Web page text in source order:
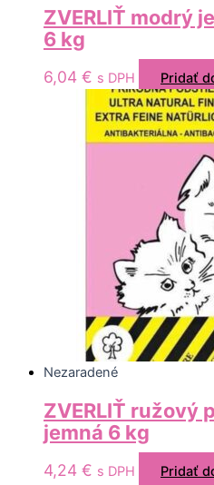
ZVERLIŤ modrý
6 kg
6,04 € s DPH Pridať
Nezaradené
ZVERLIŤ ružový
jemná 6 kg
4,24 € s DPH
Pridať